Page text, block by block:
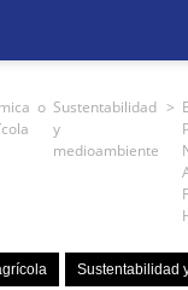
o Sustentabilidad
y
medioambiente
>
Sustentabilidad